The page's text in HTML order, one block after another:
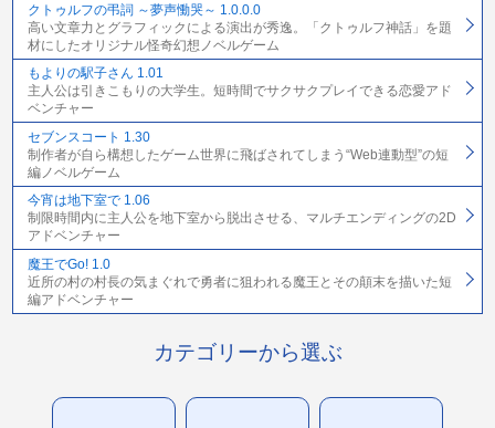
クトゥルフの弔詞 ～夢声慟哭～ 1.0.0.0
高い文章力とグラフィックによる演出が秀逸。「クトゥルフ神話」を題
材にしたオリジナル怪奇幻想ノベルゲーム
もよりの駅子さん 1.01
主人公は引きこもりの大学生。短時間でサクサクプレイできる恋愛アド
ベンチャー
セブンスコート 1.30
制作者が自ら構想したゲーム世界に飛ばされてしまう“Web連動型”の短
編ノベルゲーム
今宵は地下室で 1.06
制限時間内に主人公を地下室から脱出させる、マルチエンディングの2D
アドベンチャー
魔王でGo! 1.0
近所の村の村長の気まぐれで勇者に狙われる魔王とその顛末を描いた短
編アドベンチャー
カテゴリーから選ぶ